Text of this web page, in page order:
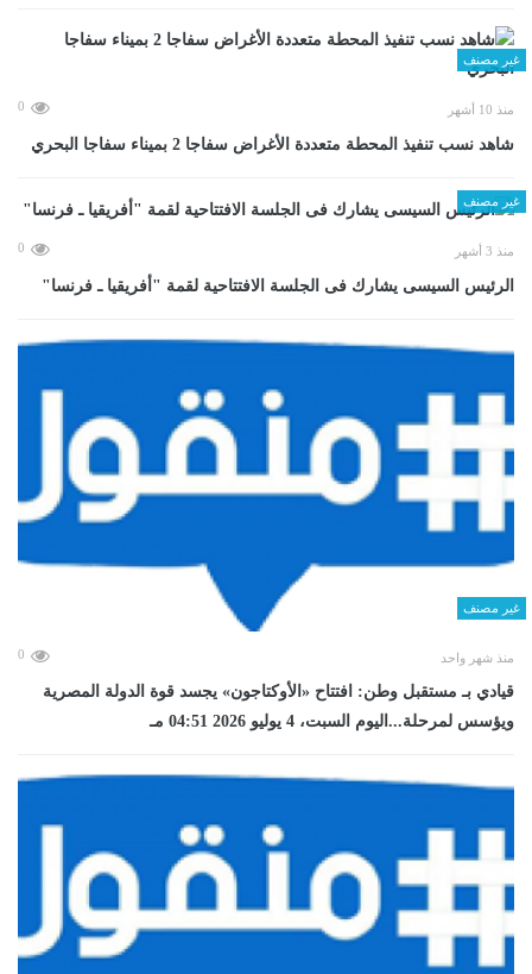
غير مصنف
منذ 10 أشهر 0
شاهد نسب تنفيذ المحطة متعددة الأغراض سفاجا 2 بميناء سفاجا البحري
غير مصنف
منذ 3 أشهر 0
الرئيس السيسى يشارك فى الجلسة الافتتاحية لقمة "أفريقيا ـ فرنسا"
غير مصنف
منذ شهر واحد 0
قيادي بـ مستقبل وطن: افتتاح «الأوكتاجون» يجسد قوة الدولة المصرية
ويؤسس لمرحلة...اليوم السبت، 4 يوليو 2026 04:51 مـ